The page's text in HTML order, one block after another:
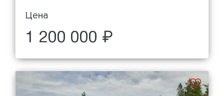
Цена
1 200 000 ₽